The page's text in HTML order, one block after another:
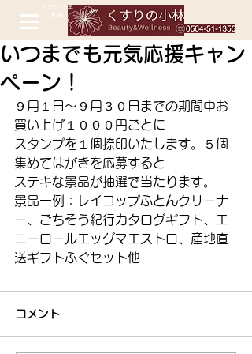
いつまでも元気応援キャン
ペーン！
９月１日～９月３０日までの期間中お
買い上げ１０００円ごとに
スタンプを１個捺印いたします。５個
集めてはがきを応募すると
ステキな景品が抽選で当たります。
景品一例：レイコップふとんクリーナ
ー、ごちそう紀行カタログギフト、エ
ニーロールエッグマエストロ、産地直
送ギフトふぐセット他
コメント